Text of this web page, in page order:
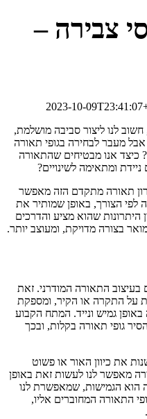
צבירה –
2023-10-
לנו ליצור סביבה מושלמת,
מעבר לבחירה בגופי תאורה
כיצד אנו מבטיחים שהתאורה
ומתאימה לשינויים?
תאורה מתקדם הזה מאפשר
לפי הצורך, באופן שמותיר את
היתרונות שהוא מציע והדרכים
בצורה מדויקת, ומעוצב יותר.
בעיצוב התאורה המודרני. זאת
על התקרה או הקיר, ומספקת
גמיש ונייד. המתח הקבוע
גופי תאורה בקלות, ובכך
את כיוון האור או פשוט
מאפשר לנו לעשות זאת באופן
הוא הגמישות, שמאפשרת לנו
התאורה המחוברים אליו,